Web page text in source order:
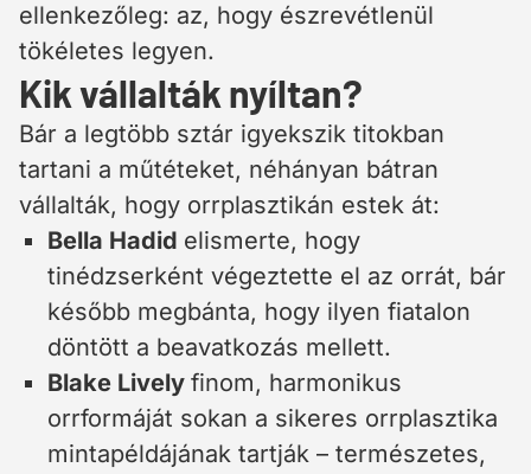
ellenkezőleg: az, hogy észrevétlenül
tökéletes legyen.
Kik vállalták nyíltan?
Bár a legtöbb sztár igyekszik titokban
tartani a műtéteket, néhányan bátran
vállalták, hogy orrplasztikán estek át:
Bella Hadid elismerte, hogy
tinédzserként végeztette el az orrát, bár
később megbánta, hogy ilyen fiatalon
döntött a beavatkozás mellett.
Blake Lively finom, harmonikus
orrformáját sokan a sikeres orrplasztika
mintapéldájának tartják – természetes,